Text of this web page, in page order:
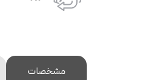
مشخصات